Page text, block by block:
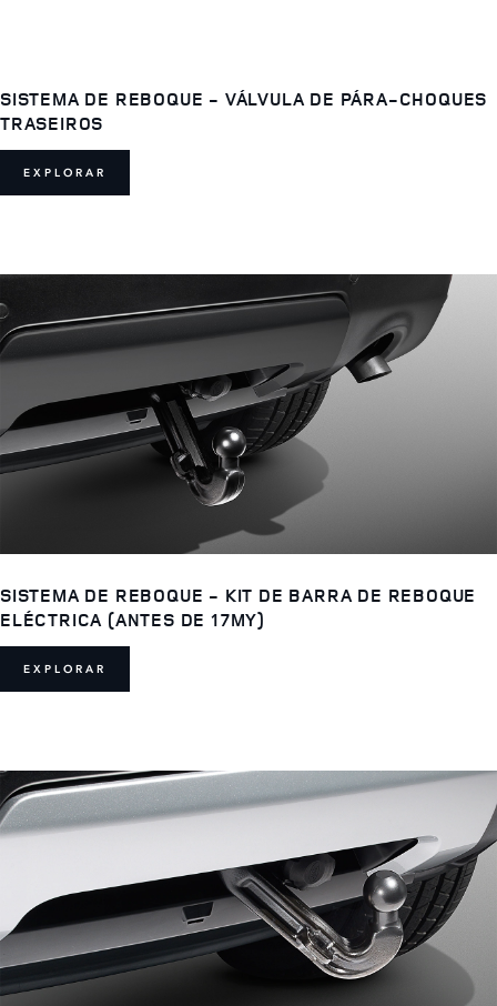
SISTEMA DE REBOQUE - VÁLVULA DE PÁRA-CHOQUES
TRASEIROS
EXPLORAR
SISTEMA DE REBOQUE - KIT DE BARRA DE REBOQUE
ELÉCTRICA (ANTES DE 17MY)
EXPLORAR